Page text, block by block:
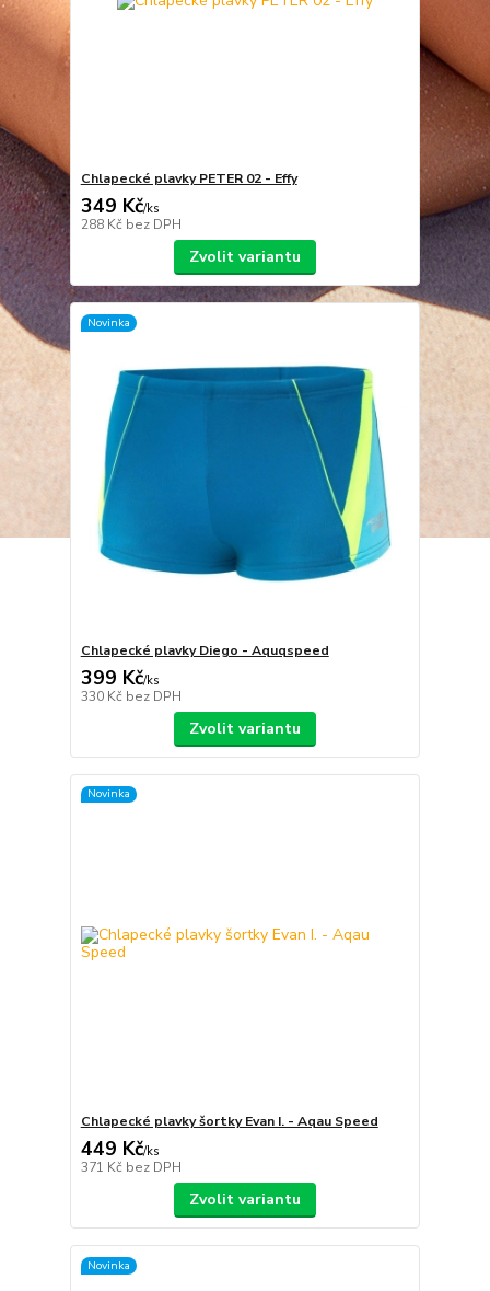
Chlapecké plavky PETER 02 - Effy
349 Kč/ks
288 Kč bez DPH
Zvolit variantu
Novinka
Chlapecké plavky Diego - Aquqspeed
399 Kč/ks
330 Kč bez DPH
Zvolit variantu
Novinka
Chlapecké plavky šortky Evan I. - Aqau Speed
449 Kč/ks
371 Kč bez DPH
Zvolit variantu
Novinka